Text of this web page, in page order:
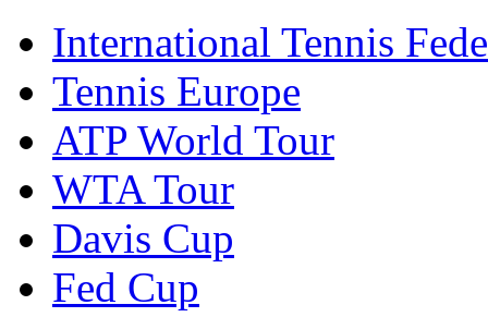
International Tennis
Tennis Europe
ATP World Tour
WTA Tour
Davis Cup
Fed Cup